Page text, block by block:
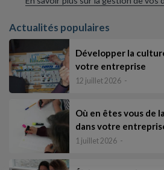
Actualités populaires
Développer la
votre entreprise
12 juillet 2026
Où en êtes vous de
dans votre
1 juillet 2026